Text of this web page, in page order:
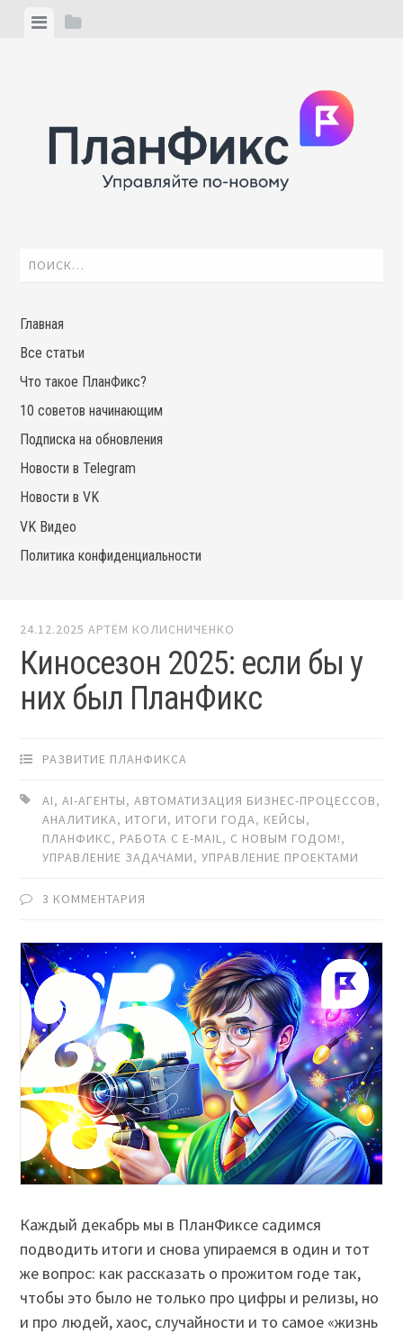
ViewView
Найти:
Главная
Все статьи
Что такое ПланФикс?
10 советов начинающим
Подписка на обновления
Новости в Telegram
Новости в VK
VK Видео
Политика конфиденциальности
24.12.2025 АРТЁМ КОЛИСНИЧЕНКО
Киносезон 2025: если бы у
них был ПланФикс
РАЗВИТИЕ ПЛАНФИКСА
AI,AI-АГЕНТЫ,АВТОМАТИЗАЦИЯ БИЗНЕС-ПРОЦЕССОВ,
АНАЛИТИКА, ИТОГИ, ИТОГИ ГОДА, КЕЙСЫ,
ПЛАНФИКС, РАБОТА С E-MAIL, С НОВЫМ ГОДОМ!,
УПРАВЛЕНИЕ ЗАДАЧАМИ,УПРАВЛЕНИЕ ПРОЕКТАМИ
3 КОММЕНТАРИЯ
Каждый декабрь мы в ПланФиксе садимся
подводить итоги и снова упираемся в один и тот
же вопрос: как рассказать о прожитом годе так,
чтобы это было не только про цифры и релизы, но
и про людей, хаос, случайности и то самое «жизнь